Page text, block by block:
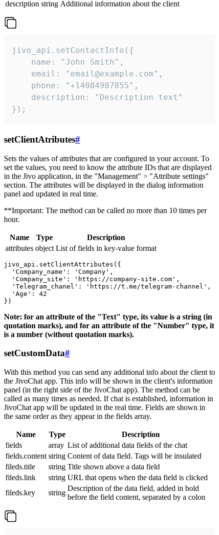
description string Additional information about the client
jivo_api.setContactInfo({
    name: "John Smith",
    email: "email@example.com",
    phone: "+14084987855",
    description: "Description text"
});
setClientAtributes#
Sets the values ​​of attributes that are configured in your account. To
set the values, you need to know the attribute IDs that are displayed
in the Jivo application, in the "Management" > "Attribute settings"
section. The attributes will be displayed in the dialog information
panel and updated in real time.
**Important: The method can be called no more than 10 times per
hour.
Name Type
Description
attributes object List of fields in key-value format
jivo_api.setClientAttributes({
  'Company_name': 'Company',
  'Company_site': 'https://company-site.com',
  'Telegram_chanel': 'https://t.me/telegram-channel',
  'Age': 42
Note: for an attribute of the "Text" type, its value is a string (in
quotation marks), and for an attribute of the "Number" type, it
is a number (without quotation marks).
setCustomData#
With this method you can send any additional info about the client to
the JivoChat app. This info will be shown in the client's information
panel (in the right side of the JivoChat app). The method can be
called as many times as needed. If chat is established, information in
JivoChat app will be updated in the real time. Fields are shown in
the same order as they appear in the fields array.
Name Type
Description
fields
array List of additional data fields of the chat
fields.content string Content of data field. Tags will be insulated
fileds.title
string Title shown above a data field
fileds.link
string URL that opens when the data field is clicked
fileds.key
string
Description of the data field, added in bold
before the field content, separated by a colon